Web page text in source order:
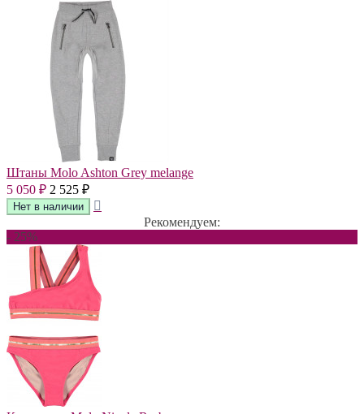
Штаны Molo Ashton Grey melange
5 050 ₽ 2 525 ₽
Рекомендуем:
- 25%